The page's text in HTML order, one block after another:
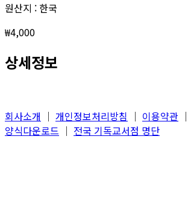
원산지 : 한국
₩4,000
상세정보
회사소개 │ 개인정보처리방침 │ 이용약관 │
양식다운로드 │ 전국 기독교서점 명단